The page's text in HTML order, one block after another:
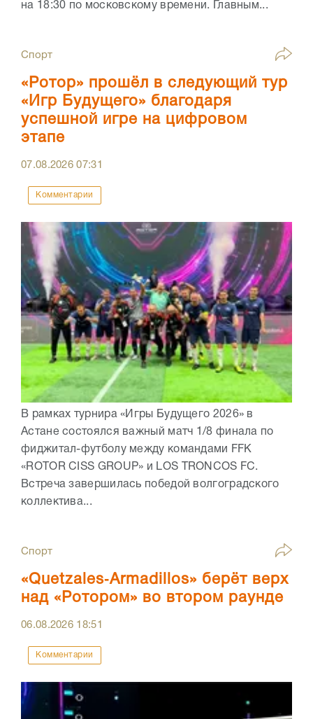
на 18:30 по московскому времени. Главным...
Спорт
«Ротор» прошёл в следующий тур
«Игр Будущего» благодаря
успешной игре на цифровом
этапе
07.08.202607:31
Комментарии
В рамках турнира «Игры Будущего 2026» в
Астане состоялся важный матч 1/8 финала по
фиджитал-футболу между командами FFK
«ROTOR CISS GROUP» и LOS TRONCOS FC.
Встреча завершилась победой волгоградского
коллектива...
Спорт
«Quetzales‑Armadillos» берёт верх
над «Ротором» во втором раунде
06.08.2026 18:51
Комментарии